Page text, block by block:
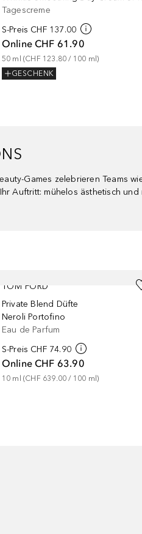
Tagescreme
S-Preis CHF 137.00
Online CHF 61.90
50 ml (CHF 123.80 / 100 ml)
GESCHENK
Games zelebrieren Teams
Auftritt: mühelos ästhetisch und
TOM FORD
Private Blend Düfte
Neroli Portofino
Eau de Parfum
S-Preis CHF 74.90
Online CHF 63.90
10 ml (CHF 639.00 / 100 ml)